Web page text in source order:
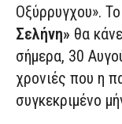
Οξύρρυγχου». Το
Σελήνη» θα
σήμερα, 30
χρονιές που η
συγκεκριμένο